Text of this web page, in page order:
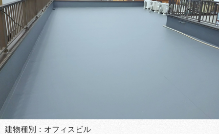
建物種別：オフィスビル